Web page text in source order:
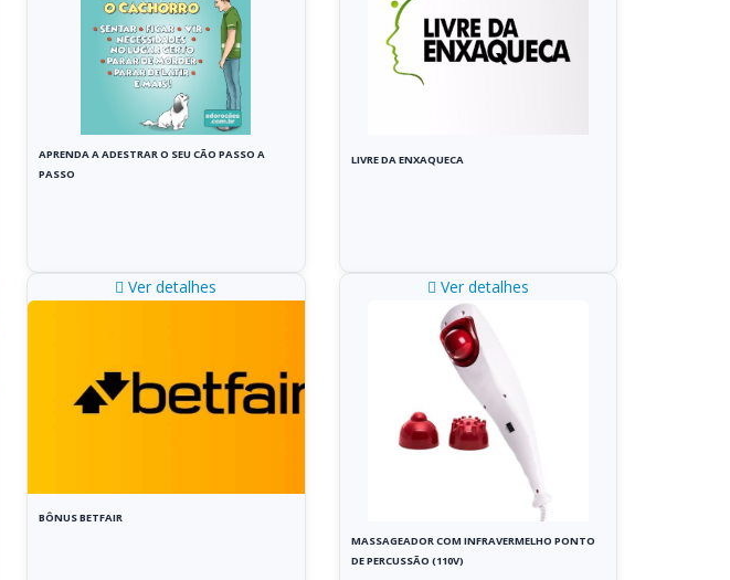
APRENDA A ADESTRAR O SEU CÃO PASSO A
PASSO
LIVRE DA ENXAQUECA
Ver detalhes
BÔNUS BETFAIR
Ver detalhes
MASSAGEADOR COM INFRAVERMELHO PONTO
DE PERCUSSÃO (110V)